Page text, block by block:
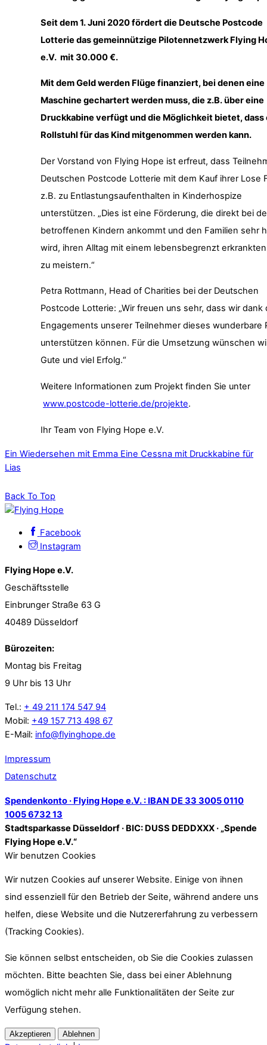
Seitdem 1. Juni 2020fördert die Deutsche Postcode
Lotterie das gemeinnützige Pilotennetzwerk Flying
e.V. mit 30.000 €.
Mit dem Geld werden Flüge finanziert, bei denen eine
Maschine gechartert werden muss, die z.B. über eine
Druckkabine verfügt und die Möglichkeit bietet, dass
Rollstuhl für das Kind mitgenommen werden kann.
Der Vorstand von Flying Hope ist erfreut, dass
Deutschen Postcode Lotterie mit dem Kauf ihrer Lose
z.B. zu Entlastungsaufenthalten in Kinderhospize
unterstützen. „Dies ist eine Förderung, die direkt bei
betroffenen Kindern ankommt und den Familien sehr
wird, ihren Alltag mit einem lebensbegrenzt
zu meistern.“
Petra Rottmann, Head of Charities bei der Deutschen
Postcode Lotterie: „Wir freuen uns sehr, dass wir dank
Engagements unserer Teilnehmer dieses wunderbare
unterstützen können. Für die Umsetzung wünschen
Gute und viel Erfolg.“
Weitere Informationen zum Projekt finden Sie unter
www.postcode-lotterie.de/projekte.
Ihr Team von Flying Hope e.V.
Ein Wiedersehen mit Emma Eine Cessna mit Druckkabine für
Lias
Back To Top
Facebook
Instagram
Flying Hope e.V.
Geschäftsstelle
Einbrunger Straße 63 G
40489 Düsseldorf
Bürozeiten:
Montag bis Freitag
9 Uhr bis 13 Uhr
Tel.: + 49 211 174 547 94
Mobil: +49 157 713 498 67
E-Mail: info@flyinghope.de
Impressum
Datenschutz
Spendenkonto · Flying Hope e.V. : IBAN DE 33 3005 0110
1005 6732 13
Stadtsparkasse Düsseldorf · BIC: DUSS DEDDXXX · „Spende
Flying Hope e.V.“
Wir benutzen Cookies
Wir nutzen Cookies auf unserer Website. Einige von ihnen
sind essenziell für den Betrieb der Seite, während andere uns
helfen, diese Website und die Nutzererfahrung zu verbessern
(Tracking Cookies).
Sie können selbst entscheiden, ob Sie die Cookies zulassen
möchten. Bitte beachten Sie, dass bei einer Ablehnung
womöglich nicht mehr alle Funktionalitäten der Seite zur
Verfügung stehen.